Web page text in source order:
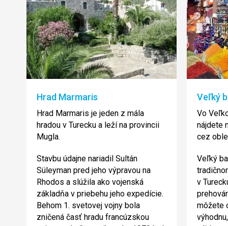
Hrad Marmaris
Hrad Marmaris je jeden z mála
hradou v Turecku a leží na provincii
Mugla.
Stavbu údajne nariadil Sultán
Süleyman pred jeho výpravou na
Rhodos a slúžila ako vojenská
základňa v priebehu jeho expedície.
Behom 1. svetovej vojny bola
zničená časť hradu francúzskou
Veľký
Vo
nájdete
cez
Veľký
v
môžete